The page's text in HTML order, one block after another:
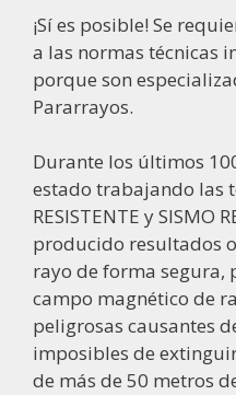
¡Sí es posible! Se
a las normas técnicas
porque son
Pararrayos.
Durante los últimos
estado trabajando las
RESISTENTE y SISMO
producido resultados
rayo de forma segura,
campo magnético de
peligrosas causantes
imposibles de
de más de 50 metros